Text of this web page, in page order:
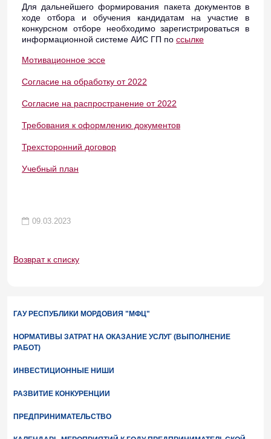
ГАУ РЕСПУБЛИКИ МОРДОВИЯ "МФЦ"
НОРМАТИВЫ ЗАТРАТ НА ОКАЗАНИЕ УСЛУГ (ВЫПОЛНЕНИЕ
РАБОТ)
ИНВЕСТИЦИОННЫЕ НИШИ
РАЗВИТИЕ КОНКУРЕНЦИИ
ПРЕДПРИНИМАТЕЛЬСТВО
Для дальнейшего формирования пакета документов в
ходе отбора и обучения кандидатам на участие в
конкурсном отборе необходимо зарегистрироваться в
информационной системе АИС ГП по ссылке
Мотивационное эссе
Согласие на обработку от 2022
Согласие на распространение от 2022
Требования к оформлению документов
Трехсторонний договор
Учебный план
09.03.2023
Возврат к списку